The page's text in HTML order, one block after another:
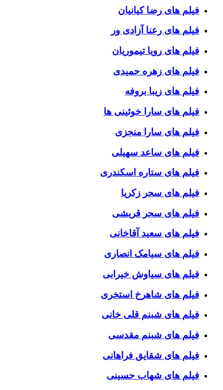
فیلم های رضا کیانیان
فیلم های رعنا آزادی ور
فیلم های رویا تیموریان
فیلم های زهره حمیدی
فیلم های زیبا بروفه
فیلم های سارا خوئینی ها
فیلم های سارا منجزی
فیلم های ساعد سهیلی
فیلم های ستاره اسکندری
فیلم های سحر زکریا
فیلم های سحر قریشی
فیلم های سعید آقاخانی
فیلم های سیامک انصاری
فیلم های سیاوش خیرابی
فیلم های شاهرخ استخری
فیلم های شبنم قلی خانی
فیلم های شبنم مقدسی
فیلم های شقایق فراهانی
فیلم های شهاب حسینی